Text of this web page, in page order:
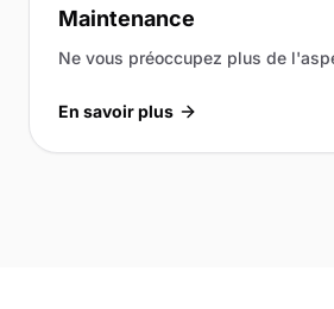
Maintenance
Ne vous préoccupez plus de
En savoir plus